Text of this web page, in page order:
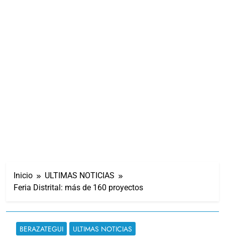
Inicio
ULTIMAS NOTICIAS
Feria Distrital: más de 160 proyectos
BERAZATEGUI ULTIMAS NOTICIAS